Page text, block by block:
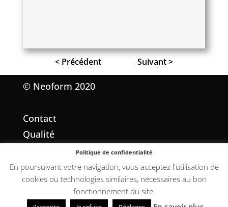
< Précédent Suivant >
© Neoform 2020
Contact
Qualité
Mentions légales
Conditions Générales de Vente
Politique de confidentialité
En poursuivant votre navigation, vous acceptez l'utilisation de
cookies ou technologies similaires, nécessaires au bon
fonctionnement du site.